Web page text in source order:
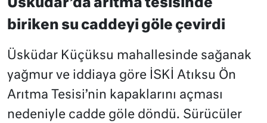
Üsküdar’da arıtma tesisinde
biriken su caddeyi göle çevirdi
Üsküdar Küçüksu mahallesinde sağanak
yağmur ve iddiaya göre İSKİ Atıksu Ön
Arıtma Tesisi’nin kapaklarını açması
nedeniyle cadde göle döndü. Sürücüler